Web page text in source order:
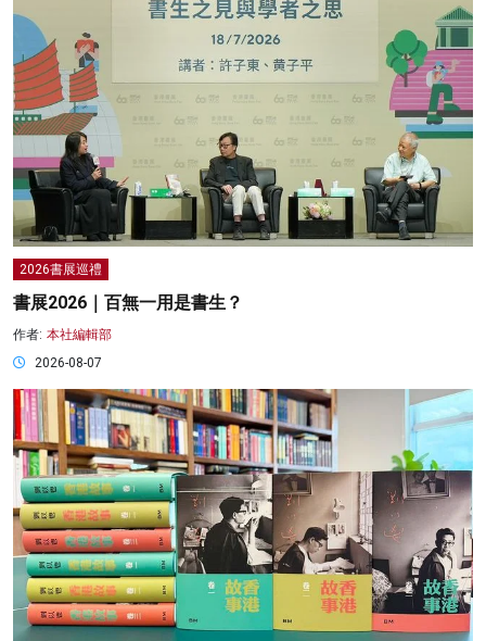
2026書展巡禮
書展2026｜百無一用是書生？
作者: 本社編輯部
2026-08-07